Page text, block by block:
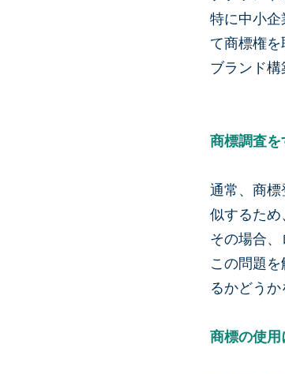
特に中小
て商標権
ブランド構
商標調査を
通常、商
似するため
その場合、
この問題
るかどうか
商標の使